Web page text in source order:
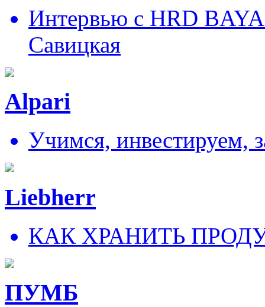
Интервью с HRD
Савицкая
Alpari
Учимся, инвестируем,
Liebherr
КАК ХРАНИТЬ
ПУМБ